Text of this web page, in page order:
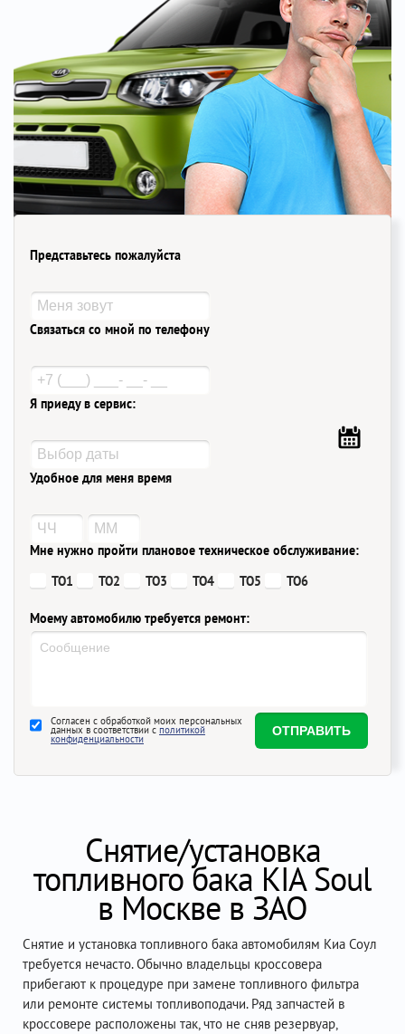
Представьтесь пожалуйста
Связаться со мной по телефону
Я приеду в сервис:
Удобное для меня время
Мне нужно пройти плановое техническое обслуживание:
ТО1
ТО2 ТО3 ТО4 ТО5 ТО6
Моему автомобилю требуется ремонт:
Согласен с обработкой моих персональных
данных в соответствии с политикой
конфиденциальности
Снятие/установка
топливного бака KIA Soul
в Москве в ЗАО
Снятие и установка топливного бака автомобилям Киа Соул
требуется нечасто. Обычно владельцы кроссовера
прибегают к процедуре при замене топливного фильтра
или ремонте системы топливоподачи. Ряд запчастей в
кроссовере расположены так, что не сняв резервуар,